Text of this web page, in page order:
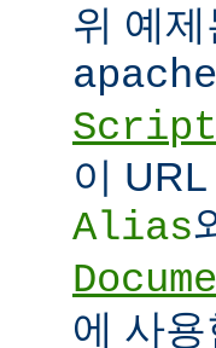
위 예
이
Alias
에 사